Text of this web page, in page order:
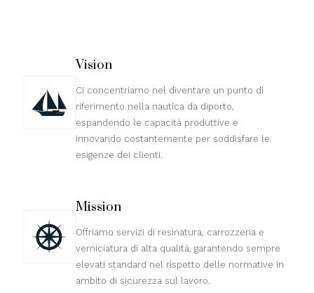
Vision
Ci concentriamo nel diventare un punto di
riferimento nella nautica da diporto,
espandendo le capacità produttive e
innovando costantemente per soddisfare le
esigenze dei clienti.
Mission
Offriamo servizi di resinatura, carrozzeria e
verniciatura di alta qualità, garantendo sempre
elevati standard nel rispetto delle normative in
ambito di sicurezza sul lavoro.